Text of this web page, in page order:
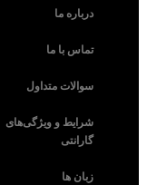
درباره ما
تماس با ما
سوالات متداول
شرایط و ویژگی‌های
گارانتی
زبان ها